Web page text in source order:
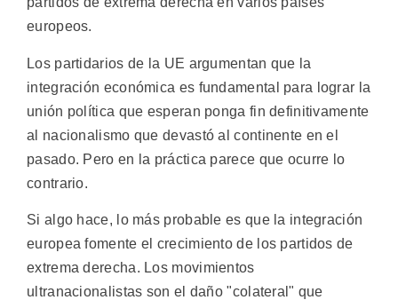
europeos.
Los partidarios de la UE argumentan que la
integración económica es fundamental para lograr la
unión política que esperan ponga fin definitivamente
al nacionalismo que devastó al continente en el
pasado. Pero en la práctica parece que ocurre lo
contrario.
Si algo hace, lo más probable es que la integración
europea fomente el crecimiento de los partidos de
extrema derecha. Los movimientos
ultranacionalistas son el daño "colateral" que